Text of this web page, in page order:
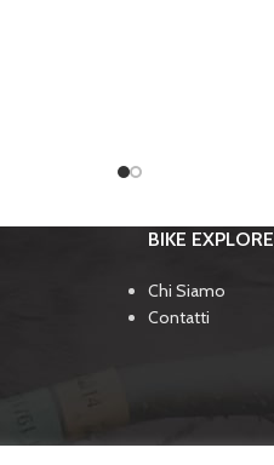
BIKE EXPLORE
Chi Siamo
Contatti